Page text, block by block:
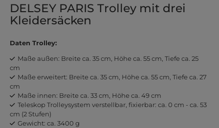
DELSEY PARIS Trolley mit drei
Kleidersäcken
Daten Trolley:
Maße außen: Breite ca. 35 cm, Höhe ca. 55 cm, Tiefe ca. 25
cm
Maße erweitert: Breite ca. 35 cm, Höhe ca. 55 cm, Tiefe ca. 27
cm
Maße innen: Breite ca. 33 cm, Höhe ca. 49 cm
Teleskop Trolleysystem verstellbar, fixierbar: ca. 0 cm - ca. 53
cm (2 Stufen)
Gewicht: ca. 3400 g